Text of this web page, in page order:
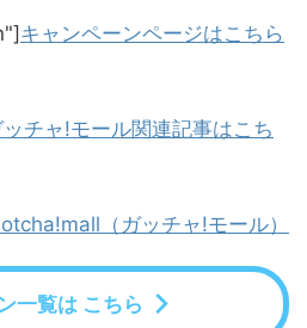
キャンペーンページはこちら
ッチャ!モール関連記事はこち
（ガッチャ!モール）
一覧は こちら